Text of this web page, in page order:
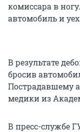
комиссара в
автомобиль и
В результате
бросив
Пострадавшему
медики из
В пресс-службе